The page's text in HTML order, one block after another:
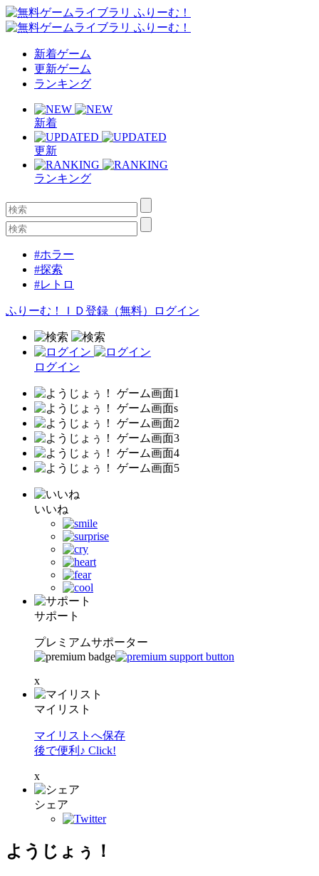
新着ゲーム
更新ゲーム
ランキング
新着
更新
ランキング
#ホラー
#探索
#レトロ
ふりーむ！ＩＤ登録（無料） ログイン
ログイン
いいね
サポート
プレミアムサポーター
x
マイリスト
マイリストへ保存
後で便利♪ Click!
x
シェア
ようじょぅ！